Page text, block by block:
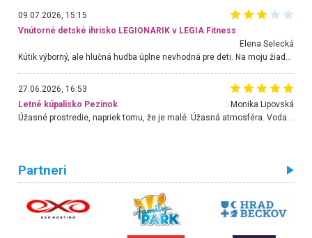
09.07.2026, 15:15
Vnútorné detské ihrisko LEGIONARIK v LEGIA Fitness
Elena Selecká
Kútik výborný, ale hlučná hudba úplne nevhodná pre deti. Na moju žiadosť o aspoň sušenie nereagovali.
27.06.2026, 16:53
Letné kúpalisko Pezinok
. Monika Lipovská
Úžasné prostredie, napriek tomu, že je malé. Úžasná atmosféra. Voda fantastická a nádherná. Ľudí je pomerne veľa, ale su mili a ohľaduplní. Je veľmi zaujímavé sledovať, ako dokážu spolu športovať cudzí ľudia a bez ohľadu na vek. Vládne tu pohoda. Vnuka neviem dostať z vody. Ďakujem za krásny deň . Urcite sa sem vrátim. Jediný problém je s parkovaním, ale aj ten sa mi podarilo vyriešiť. Monika Bratislava
Partneri